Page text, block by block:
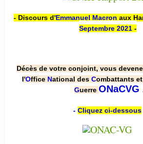
- Discours d'Emmanuel Macron aux
Septembre 2021 -
Décès de votre conjoint, vous
l'Office National des Combattants
Guerre ONaCVG
- Cliquez ci-dessous